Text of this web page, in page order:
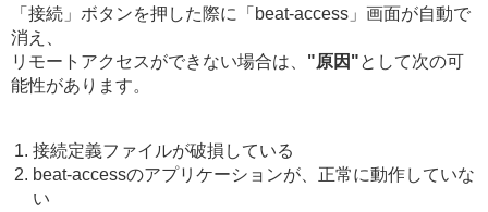
「接続」ボタンを押した際に「beat-access」画面が自動で
消え、
リモートアクセスができない場合は、 "原因"として次の可
能性があります。
接続定義ファイルが破損している
beat-accessのアプリケーションが、正常に動作していな
い